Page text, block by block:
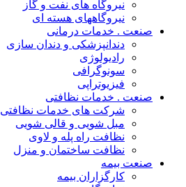
نیروگاه های نفت و گاز
نیروگاههای هسته ای
صنعت . خدمات درمانی
دندانپزشکی و دندان سازی
رادیولوژی
سونوگرافی
فیزیوتراپی
صنعت . خدمات نظافتی
شرکت های خدمات نظافتی
مبل شویی و قالی شویی
نظافت راه پله و لاوی
نظافت ساختمان و منزل
صنعت بیمه
کارگزاران بیمه